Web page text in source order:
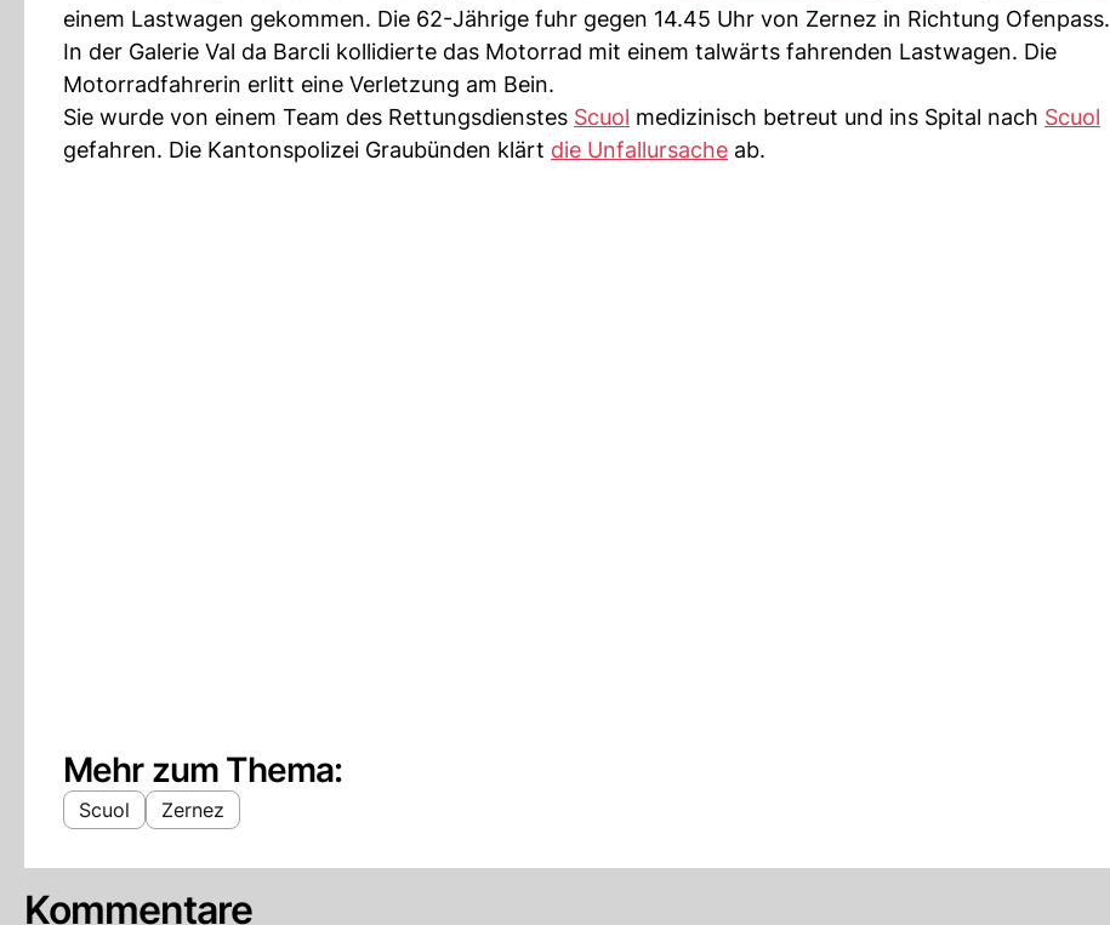
einem Lastwagen gekommen. Die 62-Jährige fuhr gegen 14.45 Uhr von Zernez in Richtung Ofenpass.
In der Galerie Val da Barcli kollidierte das Motorrad mit einem talwärts fahrenden Lastwagen. Die
Motorradfahrerin erlitt eine Verletzung am Bein.
Sie wurde von einem Team des Rettungsdienstes Scuol medizinisch betreut und ins Spital nach Scuol
gefahren. Die Kantonspolizei Graubünden klärt die Unfallursache ab.
Mehr zum Thema:
Scuol Zernez
Kommentare